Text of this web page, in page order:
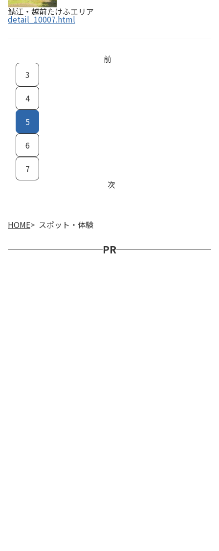
HOME スポット・体験
鯖江・越前たけふエリア
detail_10007.html
前
3
4
5
6
7
次
PR